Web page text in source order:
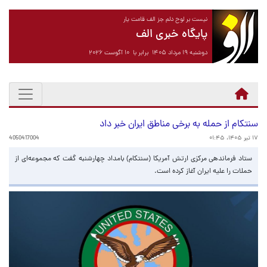
نیست بر لوح دلم جز الف قامت یار
پایگاه خبری الف
دوشنبه ۱۹ مرداد ۱۴۰۵ برابر با ۱۰ آگوست ۲۰۲۶
سنتکام از حمله به برخی مناطق ایران خبر داد
۱۷ تیر ۱۴۰۵، ۰۱:۴۵ 4050417004
ستاد فرماندهی مرکزی ارتش آمریکا (سنتکام) بامداد چهارشنبه گفت که مجموعه‌ای از
حملات را علیه ایران آغاز کرده است.